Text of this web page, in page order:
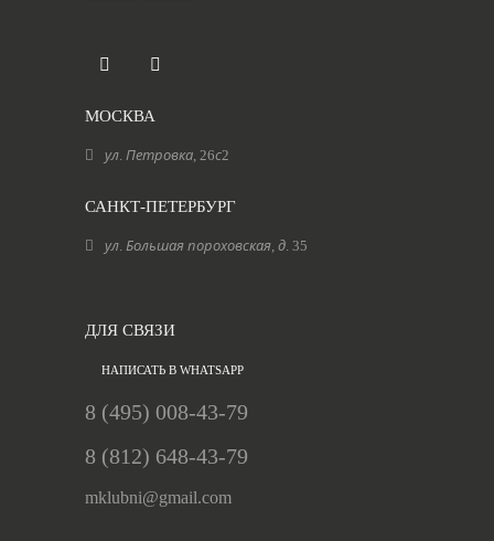
МОСКВА
ул. Петровка, 26с2
САНКТ-ПЕТЕРБУРГ
ул. Большая пороховская, д. 35
ДЛЯ СВЯЗИ
НАПИСАТЬ В WHATSAPP
8 (495) 008-43-79
8 (812) 648-43-79
mklubni@gmail.com